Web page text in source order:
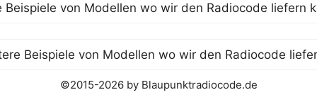
©2015-2026 by Blaupunktradiocode.de